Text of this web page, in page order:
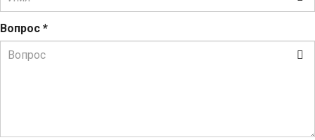
Вопрос *